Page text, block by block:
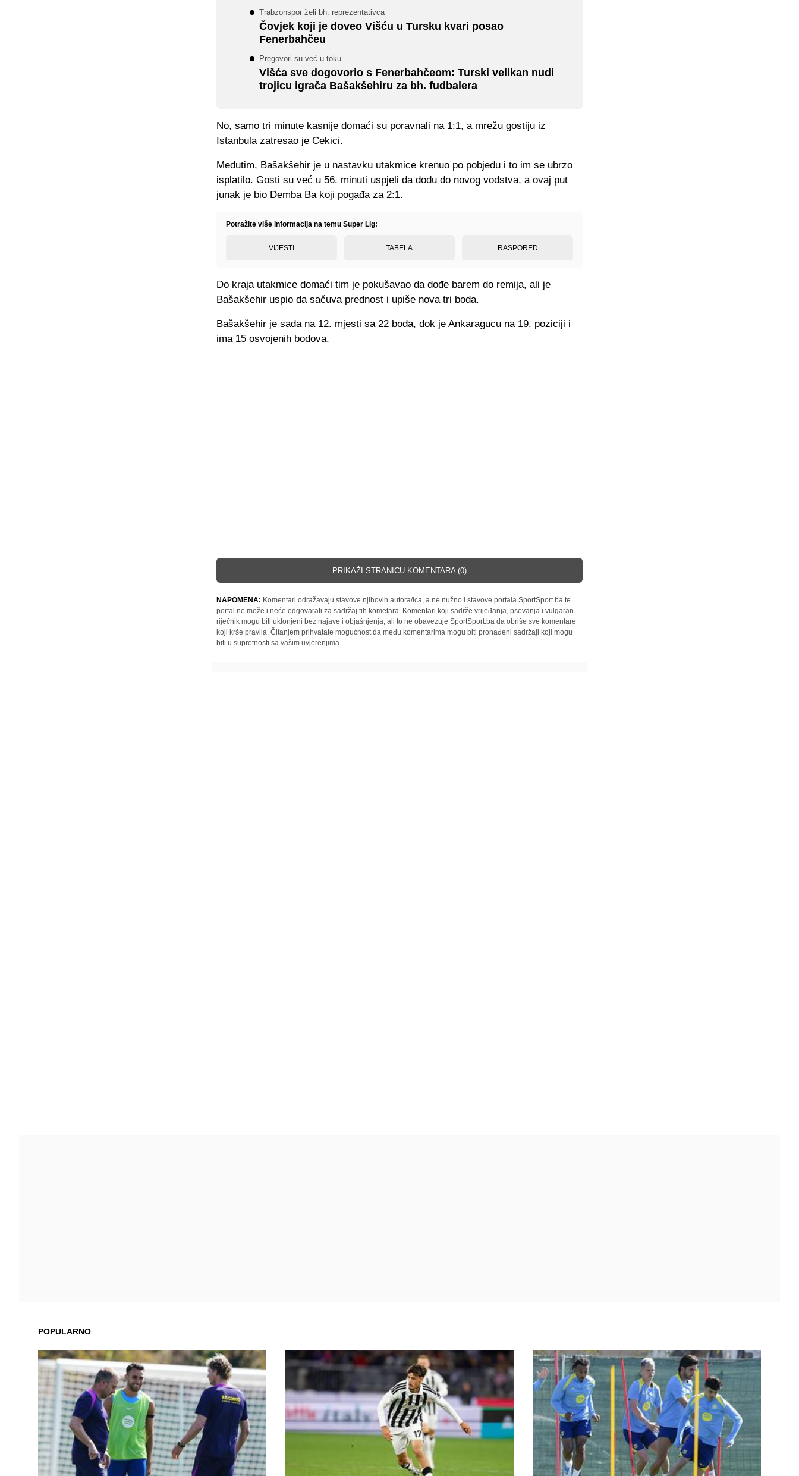
Trabzonspor želi bh. reprezentativca
Čovjek koji je doveo Višću u Tursku kvari posao
Fenerbahčeu
Pregovori su već u toku
Višća sve dogovorio s Fenerbahčeom: Turski velikan nudi
trojicu igrača Bašakšehiru za bh. fudbalera
No, samo tri minute kasnije domaći su poravnali na 1:1, a mrežu gostiju iz
Istanbula zatresao je Cekici.
Međutim, Bašakšehir je u nastavku utakmice krenuo po pobjedu i to im se ubrzo
isplatilo. Gosti su već u 56. minuti uspjeli da dođu do novog vodstva, a ovaj put
junak je bio Demba Ba koji pogađa za 2:1.
Potražite više informacija na temu Super Lig:
VIJESTI TABELA RASPORED
Do kraja utakmice domaći tim je pokušavao da dođe barem do remija, ali je
Bašakšehir uspio da sačuva prednost i upiše nova tri boda.
Bašakšehir je sada na 12. mjesti sa 22 boda, dok je Ankaragucu na 19. poziciji i
ima 15 osvojenih bodova.
PRIKAŽI STRANICU KOMENTARA (0)
NAPOMENA: Komentari odražavaju stavove njihovih autora/ica, a ne nužno i stavove portala SportSport.ba te
portal ne može i neće odgovarati za sadržaj tih kometara. Komentari koji sadrže vrijeđanja, psovanja i vulgaran
riječnik mogu biti uklonjeni bez najave i objašnjenja, ali to ne obavezuje SportSport.ba da obriše sve komentare
koji krše pravila. Čitanjem prihvatate mogućnost da među komentarima mogu biti pronađeni sadržaji koji mogu
biti u suprotnosti sa vašim uvjerenjima.
POPULARNO